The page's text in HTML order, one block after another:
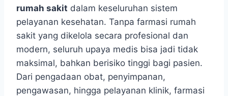
rumah sakit dalam keseluruhan sistem
pelayanan kesehatan. Tanpa farmasi rumah
sakit yang dikelola secara profesional dan
modern, seluruh upaya medis bisa jadi tidak
maksimal, bahkan berisiko tinggi bagi pasien.
Dari pengadaan obat, penyimpanan,
pengawasan, hingga pelayanan klinik, farmasi